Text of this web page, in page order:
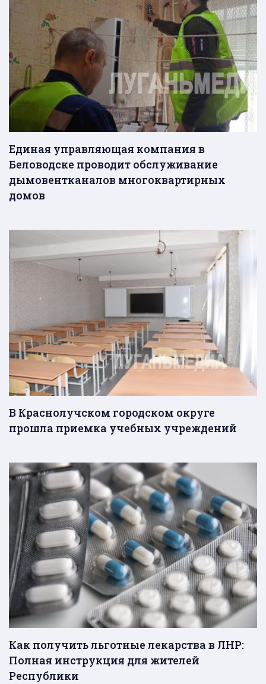
Единая управляющая компания в
Беловодске проводит обслуживание
дымовентканалов многоквартирных
домов
В Краснолучском городском округе
прошла приемка учебных учреждений
Как получить льготные лекарства в ЛНР:
Полная инструкция для жителей
Республики